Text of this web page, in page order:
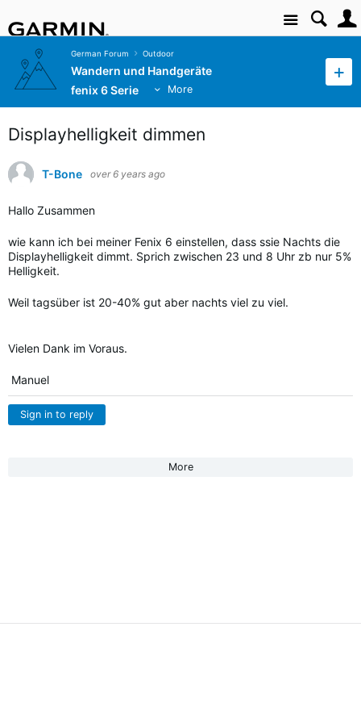
Site
German Forum Outdoor
Wandern und Handgeräte
fenix 6 Serie
More
Displayhelligkeit dimmen
T-Bone over 6 years ago
Hallo Zusammen
wie kann ich bei meiner Fenix 6 einstellen, dass ssie Nachts die
Displayhelligkeit dimmt. Sprich zwischen 23 und 8 Uhr zb nur 5%
Helligkeit.
Weil tagsüber ist 20-40% gut aber nachts viel zu viel.
Vielen Dank im Voraus.
Manuel
Sign in to reply
More